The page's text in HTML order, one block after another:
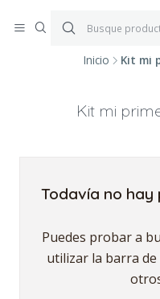
*Aplica condiciones y
Inicio Kit mi
Kit mi
Todavía no hay
Puedes probar a
utilizar la barra